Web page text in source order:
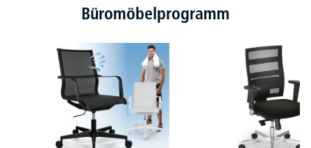
Büromöbelprogramm